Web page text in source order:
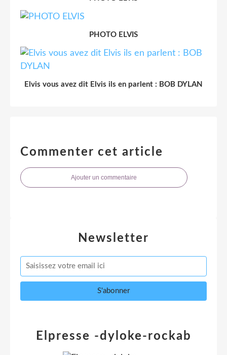
PHOTO ELVIS
Elvis vous avez dit Elvis ils en parlent : BOB DYLAN
Commenter cet article
Ajouter un commentaire
Newsletter
Elpresse -dyloke-rockab